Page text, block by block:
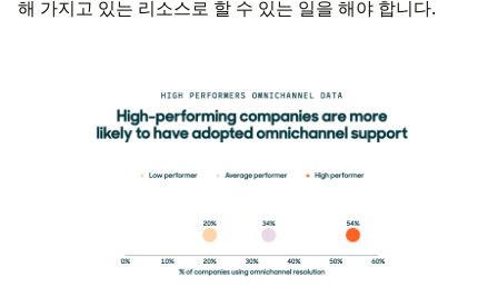
해 가지고 있는 리소스로 할 수 있는 일을 해야 합니다.